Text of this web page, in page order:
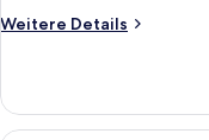
Weitere Details
Weitere
1 King-
Bett